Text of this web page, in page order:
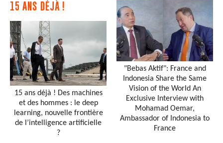
15 ANS DÉJÀ !
15 ans déjà ! Des machines
et des hommes : le deep
learning, nouvelle frontière
de l’intelligence artificielle
?
"Bebas Aktif": France and
Indonesia Share the Same
Vision of the World An
Exclusive Interview with
Mohamad Oemar,
Ambassador of Indonesia to
France